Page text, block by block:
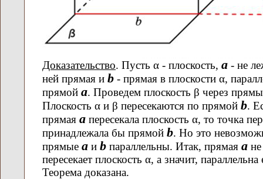
Доказательство. Пусть α - плоскость, а - не
ней прямая и b - прямая в плоскости α,
прямой а. Проведем плоскость β через
Плоскость α и β пересекаются по прямой b.
прямая а пересекала плоскость α, то точка
принадлежала бы прямой b. Но это
прямые а и b параллельны. Итак, прямая а не
пересекает плоскость α, а значит, параллельна
Теорема доказана.